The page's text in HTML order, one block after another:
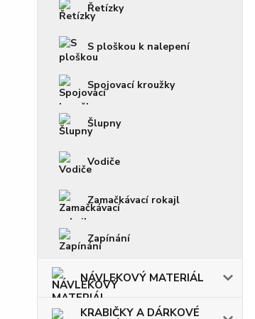
Řetízky
S ploškou k nalepení
Spojovací kroužky
Šlupny
Vodiče
Zamačkávací rokajl
Zapínání
NÁVLEKOVÝ MATERIÁL
KRABIČKY A DÁRKOVÉ